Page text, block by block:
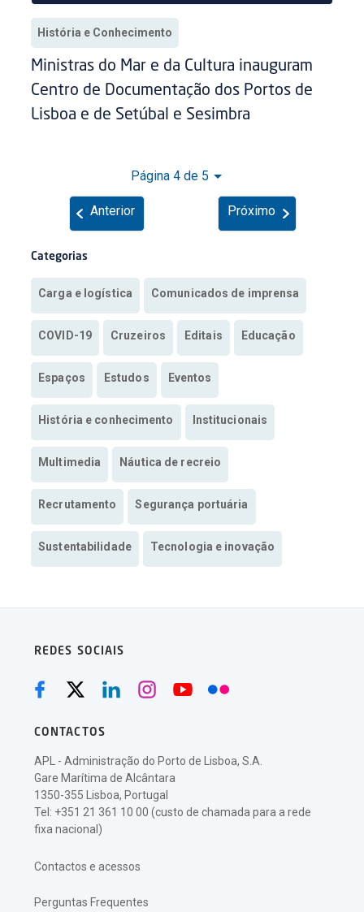
História e Conhecimento
Ministras do Mar e da Cultura inauguram
Centro de Documentação dos Portos de
Lisboa e de Setúbal e Sesimbra
Página 4 de 5
Anterior Próximo
Categorias
Carga e logística Comunicados de imprensa
COVID-19 Cruzeiros Editais Educação
Espaços Estudos Eventos
História e conhecimento Institucionais
Multimedia Náutica de recreio
Recrutamento Segurança portuária
Sustentabilidade Tecnologia e inovação
REDES SOCIAIS
CONTACTOS
APL - Administração do Porto de Lisboa, S.A.
Gare Marítima de Alcântara
1350-355 Lisboa, Portugal
Tel: +351 21 361 10 00 (custo de chamada para a rede
fixa nacional)
Contactos e acessos
Perguntas Frequentes